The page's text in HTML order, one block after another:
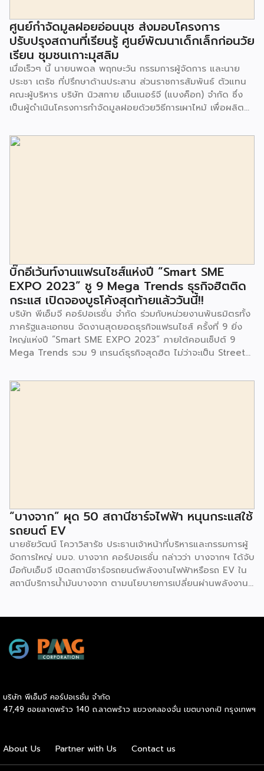
ศูนย์กำจัดมูลฝอยอ่อนนุช ส่งมอบโครงการ
ปรับปรุงสถานที่เรียนรู้ ศูนย์พัฒนาเด็กเล็กก่อนวัย
เรียน ชุมชนเกาะมุสลิม
เมื่อเร็วๆ นี้ นายนพดล พฤกษะวัน กรรมการผู้จัดการ และนาย
ประชา เตรัช ที่ปรึกษาด้านประสาน ส่วนราชการสัมพันธ์ ตัวแทน
คณะผู้บริหาร บริษัท นิวสกาย เอ็นเนอร์จี (แบงค็อก) จํากัด ซึ่ง
เป็นผู้ดำเนินโครงการกำจัดมูลฝอยด้วยวิธีการเผาไหม้ เพื่อผลิต
มูลฝอยอ่อนนุช เป็นประธานในพิธีส่งมอบโครงการปรับปรุงสถาน
ที่เรียนรู้ ศูนย์พัฒนาเด็กเล็ก ก่อนวัยเรียน ชุมชนเกาะมุสลิม แขวง
จนประชาชนในชุมชนและพื้นที่ใกล้เคียง รวมถึงคณะครู ผู้ปกครอง
และนักเรียนจากศูนย์พัฒนาเด็กเล็กก่อนวัยเรียน ชุมชนเกาะมุสลิม
ร่วมเป็นเกียรติในพิธีดังกล่าว โครงการกำจัดมูลฝอยด้วยวิธีการ
เผาไหม้ฯ ยังมีกิจกรรมเพื่อสังคมหรือ CSR อื่นๆ อีกมากมาย กับ
ชุมชนรอบๆ พื้นที่โครงการอย่างต่อเนื่อง อาทิ การลงพื้นที่
ประชาสัมพันธ์ […]
บิ๊กอีเว้นท์งานแฟรนไชส์แห่งปี “Smart SME
EXPO 2023” ชู 9 Mega Trends ธุรกิจฮิตติด
กระแส เปิดจองบูธโค้งสุดท้ายแล้ววันนี้!!
บริษัท พีเอ็มจี คอร์ปอเรชั่น จำกัด ร่วมกับหน่วยงานพันธมิตรทั้ง
ภาครัฐและเอกชน จัดงานสุดยอดธุรกิจแฟรนไชส์ ครั้งที่ 9 ยิ่ง
ใหญ่แห่งปี “Smart SME EXPO 2023” ภายใต้คอนเซ็ปต์ 9
Mega Trends รวม 9 เทรนด์ธุรกิจสุดฮิต ไม่ว่าจะเป็น Street
Trends, Coffee & Beverage Trends, Education Trends,
Health & Wellness Trends, E-Commerce Trends,
“บางจาก” ผุด 50 สถานีชาร์จไฟฟ้า หนุนกระแสใช้
รถยนต์ EV
นายชัยวัฒน์ โควาวิสารัช ประธานเจ้าหน้าที่บริหารและกรรมการผู้
จัดการใหญ่ บมจ. บางจาก คอร์ปอเรชั่น กล่าวว่า บางจากฯ ได้จับ
มือกับเอ็มจี เปิดสถานีชาร์จรถยนต์พลังงานไฟฟ้าหรือรถ EV ใน
สถานีบริการน้ำมันบางจาก ตามนโยบายการเปลี่ยนผ่านพลังงาน
สถานีบริการน้ำมันบางจากมีสถานีชาร์จรถ EV ทั้งในกรุงเทพฯ
และต่างจังหวัด ครอบคลุมทั่วประเทศ .โดยความร่วมมือครั้งนี้
สถานีชาร์จรถยนต์ไฟฟ้า “MG Super Charge” ในสถานีบริการ
น้ำมันบางจาก ครอบคลุมทั้งในเขตกรุงเทพฯ นนทบุรีและ
เดือนตุลาคมเป็นต้นไป .ด้านนายจาง ไห่โป กรรมการผู้จัดการ
บริษัท เอสเอไอซี มอเตอร์ – ซีพี จำกัด และ บริษัท […]
บริษัท พีเอ็มจี คอร์ปอเรชั่น จำกัด
47,49 ซอยลาดพร้าว 140 ถ.ลาดพร้าว แขวงคลองจั่น เขตบางกะปิ กรุงเทพฯ
About Us Partner with Us Contact us